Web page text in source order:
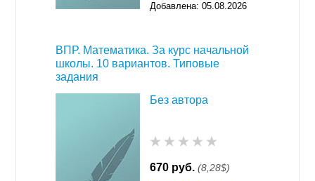
Добавлена: 05.08.2026
ВПР. Математика. За курс начальной
школы. 10 вариантов. Типовые
задания
Без автора
670 руб. (8,28$)